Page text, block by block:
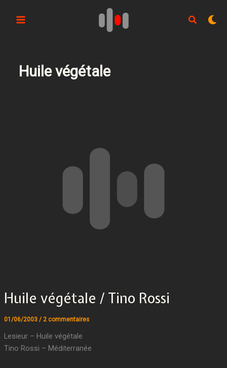
Huile végétale
Huile végétale / Tino Rossi
01/06/2003 / 2 commentaires
Lesieur – Huile végétale
Tino Rossi – Méditerranée